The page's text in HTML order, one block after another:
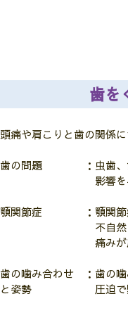
歯を
頭痛や肩こりと歯の関係
歯の問題 ：虫歯、歯根
影響を与え力だ入
顎関節症 ：顎関節症（
不自然になることで
痛みが広がり、
歯の噛み合わせ ：歯の噛
と姿勢 圧迫で緊張型